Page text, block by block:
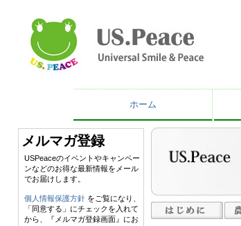
ホーム
メルマガ登録
USPeaceのイベントやキャンペー
ンなどのお得な最新情報をメール
でお届けします。
個人情報保護方針 をご覧になり、
「同意する」にチェックを入れて
から、『メルマガ登録画面』にお